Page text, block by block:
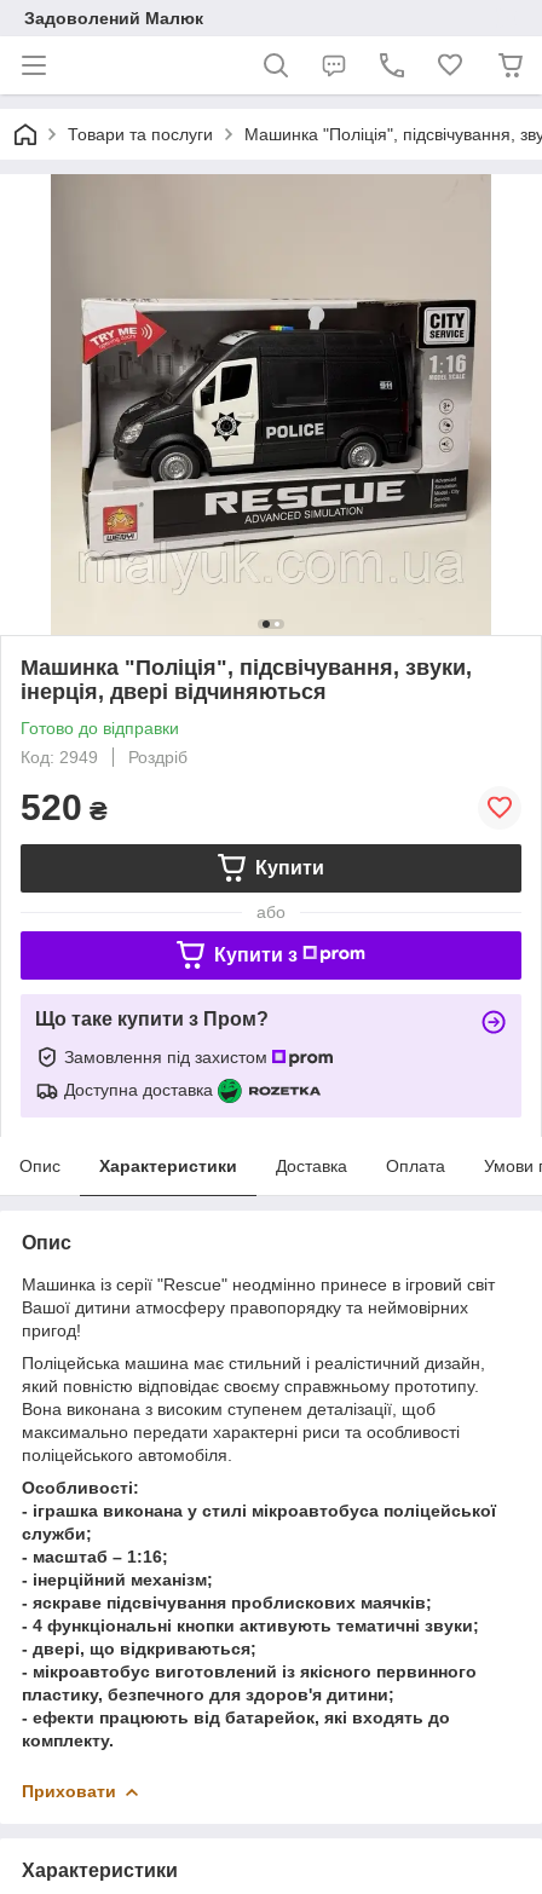
Задоволений Малюк
Товари та послуги Машинка "Поліція", підсвічування,
Машинка "Поліція", підсвічування, звуки,
інерція, двері відчиняються
Готово до відправки
Код: 2949
Роздріб
520 ₴
Купити
або
Купити з
Що таке купити з Пром?
Замовлення під захистом
Доступна доставка
Опис Характеристики Доставка Оплата Умови
Опис
Машинка із серії "Rescue" неодмінно принесе в ігровий світ
Вашої дитини атмосферу правопорядку та неймовірних
пригод!
Поліцейська машина має стильний і реалістичний дизайн,
який повністю відповідає своєму справжньому прототипу.
Вона виконана з високим ступенем деталізації, щоб
максимально передати характерні риси та особливості
поліцейського автомобіля.
Особливості:
- іграшка виконана у стилі мікроавтобуса поліцейської
служби;
- масштаб – 1:16;
- інерційний механізм;
- яскраве підсвічування проблискових маячків;
- 4 функціональні кнопки активують тематичні звуки;
- двері, що відкриваються;
- мікроавтобус виготовлений із якісного первинного
пластику, безпечного для здоров'я дитини;
- ефекти працюють від батарейок, які входять до
комплекту.
Приховати
Характеристики